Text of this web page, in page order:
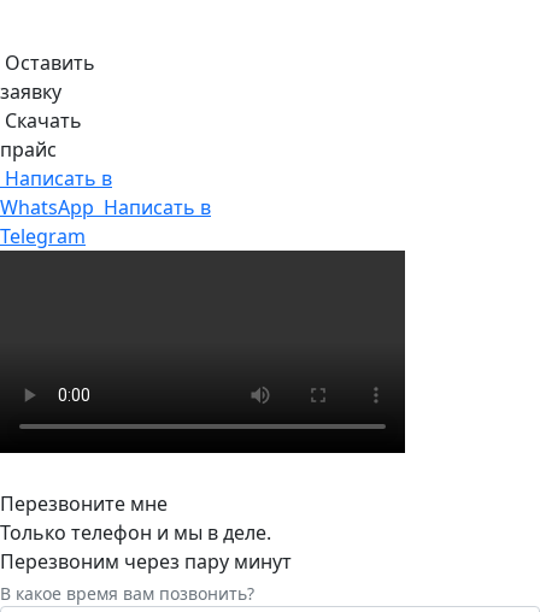
Оставить
заявку
Скачать
прайс
Написать в
WhatsApp Написать в
Telegram
Перезвоните мне
Только телефон и мы в деле.
Перезвоним через пару минут
В какое время вам позвонить?